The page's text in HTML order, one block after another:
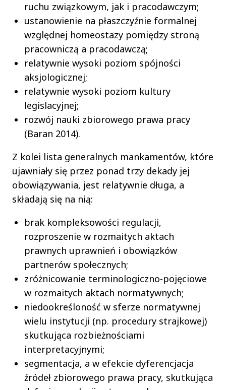
ruchu związkowym, jak i pracodawczym;
ustanowienie na płaszczyźnie formalnej
względnej homeostazy pomiędzy stroną
pracowniczą a pracodawczą;
relatywnie wysoki poziom spójności
aksjologicznej;
relatywnie wysoki poziom kultury
legislacyjnej;
rozwój nauki zbiorowego prawa pracy
(Baran 2014).
Z kolei lista generalnych mankamentów, które
ujawniały się przez ponad trzy dekady jej
obowiązywania, jest relatywnie długa, a
składają się na nią:
brak kompleksowości regulacji,
rozproszenie w rozmaitych aktach
prawnych uprawnień i obowiązków
partnerów społecznych;
zróżnicowanie terminologiczno-pojęciowe
w rozmaitych aktach normatywnych;
niedookreśloność w sferze normatywnej
wielu instytucji (np. procedury strajkowej)
skutkująca rozbieżnościami
interpretacyjnymi;
segmentacja, a w efekcie dyferencjacja
źródeł zbiorowego prawa pracy, skutkująca